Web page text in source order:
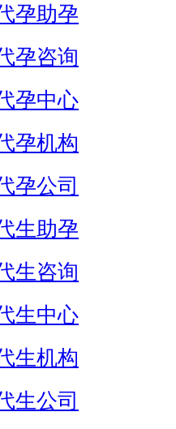
孕助孕
孕咨询
孕中心
孕机构
孕公司
生助孕
生咨询
生中心
生机构
生公司